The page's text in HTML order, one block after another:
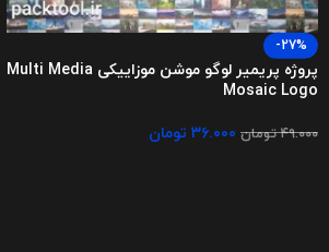
-27%
پروژه پریمیر لوگو موشن موزاییکی Multi Media
Mosaic Logo
۴۹.۰۰۰تومان ۳۶.۰۰۰ تومان